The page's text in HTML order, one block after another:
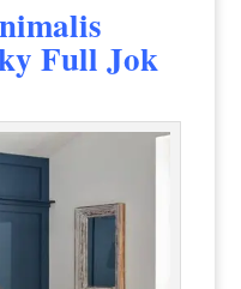
Full Jok